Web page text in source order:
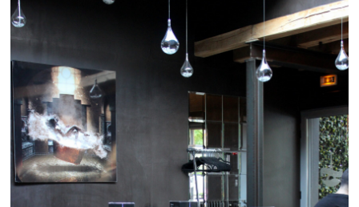
s’adresse aussi bien aux couples qu’aux groupes d’amis. Le
décor d’un Restaurant Val de Marne reste un critère souvent
déterminant. Les plats d’un Restaurant Val de Marne doivent
répondre à plusieurs préférences gustatives. Un Restaurant Val
de Marne convaincant accorde une grande importance à la
qualité des produits. Un bon accueil permet à un Restaurant Val
de Marne de se distinguer rapidement. La proximité des
transports peut renforcer l’intérêt d’un Restaurant Val de Marne.
Pour un déjeuner rapide, un Restaurant Val de Marne efficace
est particulièrement recherché. Un Restaurant Val de Marne
accueillant est idéal pour un dîner détendu. Pour recevoir des
partenaires, un Restaurant Val de Marne sérieux peut être
pertinent. Le bon équilibre entre tarif et prestation compte